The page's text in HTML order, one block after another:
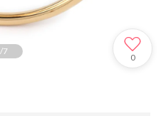
/7
0